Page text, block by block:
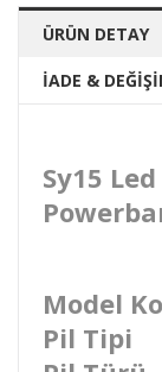
ÜRÜN DETAY
İADE &
Sy15
Model
Pil Tipi